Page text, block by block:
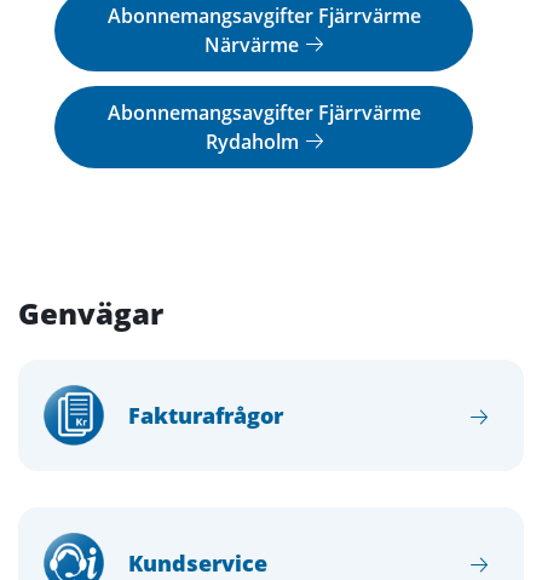
Abonnemangsavgifter Fjärrvärme
Närvärme
Abonnemangsavgifter Fjärrvärme
Rydaholm
Genvägar
Fakturafrågor
Kundservice